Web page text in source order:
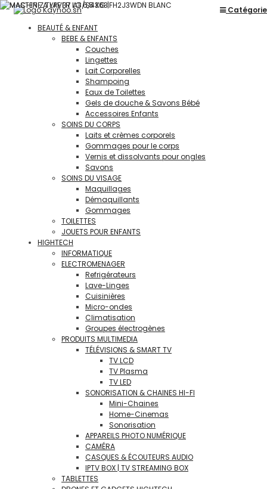
BEAUTÉ & ENFANT
BEBE & ENFANTS
Couches
Lingettes
Lait Corporelles
Shampoing
Eaux de Toilettes
Gels de douche & Savons Bébé
Accessoires Enfants
SOINS DU CORPS
Laits et crèmes corporels
Gommages pour le corps
Vernis et dissolvants pour ongles
Savons
SOINS DU VISAGE
Maquillages
Démaquillants
Gommages
TOILETTES
JOUETS POUR ENFANTS
HIGHTECH
INFORMATIQUE
ELECTROMENAGER
Refrigérateurs
Lave-Linges
Cuisinières
Micro-ondes
Climatisation
Groupes électrogènes
PRODUITS MULTIMEDIA
TÉLÉVISIONS & SMART TV
TV LCD
TV Plasma
TV LED
SONORISATION & CHAINES HI-FI
Mini-Chaines
Home-Cinemas
Sonorisation
APPAREILS PHOTO NUMÉRIQUE
CAMÉRA
CASQUES & ÉCOUTEURS AUDIO
IPTV BOX | TV STREAMING BOX
TABLETTES